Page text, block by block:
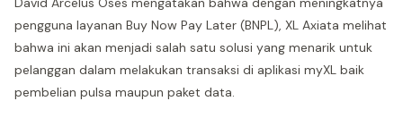
pengguna layanan Buy Now Pay Later (BNPL), XL Axiata melihat
bahwa ini akan menjadi salah satu solusi yang menarik untuk
pelanggan dalam melakukan transaksi di aplikasi myXL baik
pembelian pulsa maupun paket data.